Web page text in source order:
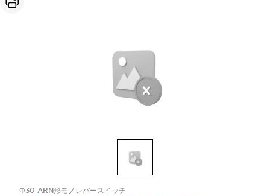
Φ30 ARN形モノレバースイッチ